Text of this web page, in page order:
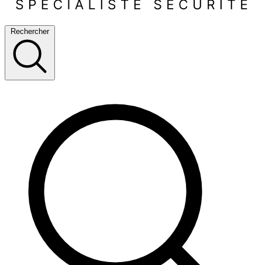
Rechercher